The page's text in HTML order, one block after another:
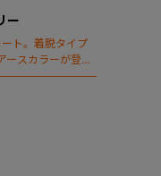
ー
ト。着脱タイプ
ースカラーが登